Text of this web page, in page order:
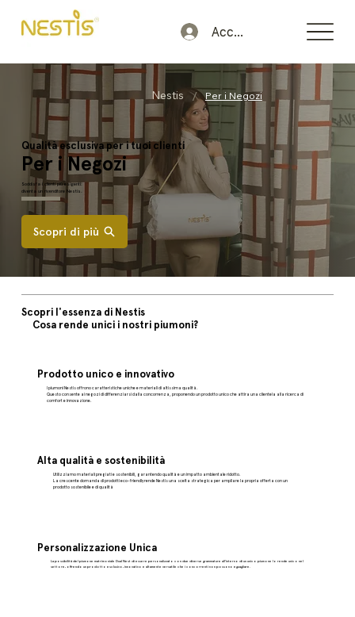
Accedi
Qualità esclusiva per i tuoi clienti
Per i Negozi
Soddisfa i clienti più esigenti:
diventa un rivenditore Nestis.
Scopri di più
Nestis / Per i Negozi
Scopri l'essenza di Nestis
Cosa rende unici i nostri piumoni?
Prodotto unico e innovativo
I piumoni Nestis offrono caratteristiche uniche e materiali di altissima qualità.
Questo consente ai negozi di differenziarsi dalla concorrenza, proponendo un prodotto unico che attira una clientela alla ricerca di
comfort e innovazione.
Alta qualità e sostenibilità
Utilizziamo materiali pregiati e sostenibili, garantendo qualità e un impatto ambientale ridotto.
La crescente domanda di prodotti eco-friendly rende Nestis una scelta strategica per ampliare la propria offerta con un
prodotto sostenibile e di qualità
Personalizzazione Unica
La possibilità del piumone matrimoniale Dual Nest di essere personalizzato con due diverse grammature all'interno di un unico piumone lo rende unico nel
settore, offrendo un prodotto esclusivo, innovativo e altamente versatile che i concorrenti non possono eguagliare.